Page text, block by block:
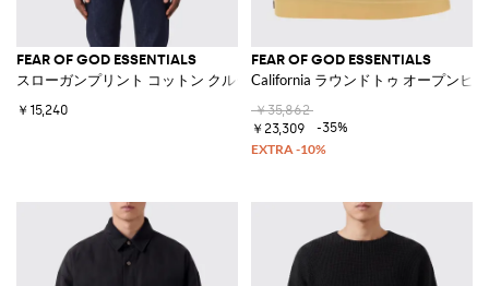
FEAR OF GOD ESSENTIALS
スローガンプリント コットン クルーネックTシャツ
￥15,240
FEAR OF GOD ESSENTIALS
California ラウンドトゥ オープンヒ
￥35,862
￥23,309
-35%